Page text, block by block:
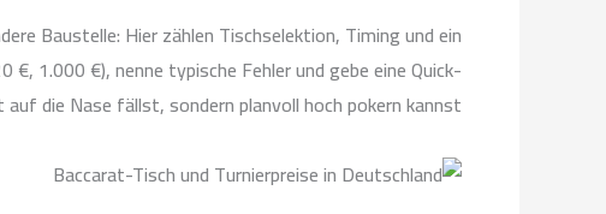
Baustelle: Hier zählen Tischselektion, Timing und ein
1.000 €), nenne typische Fehler und gebe eine Quick-
die Nase fällst, sondern planvoll hoch pokern kannst.